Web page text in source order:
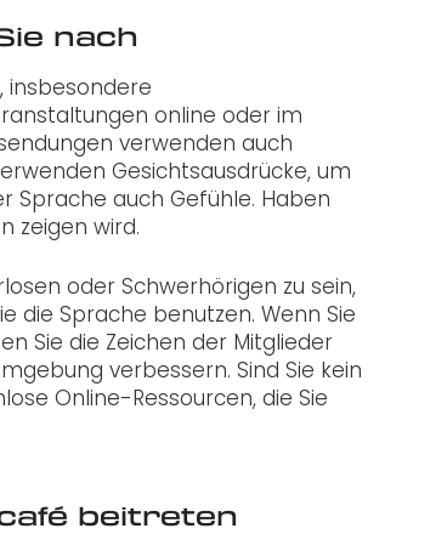
nach
insbesondere
online oder im
verwenden auch
Gesichtsausdrücke, um
Sprache auch Gefühle. Haben
zeigen wird.
oder Schwerhörigen zu sein,
die Sprache benutzen. Wenn Sie
Sie die Zeichen der Mitglieder
verbessern. Sind Sie kein
Online-Ressourcen, die Sie
beitreten